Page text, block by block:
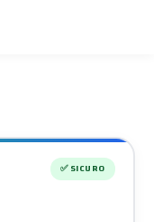
✅SICURO